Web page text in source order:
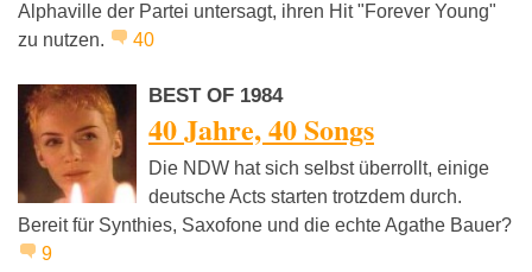
Alphaville der Partei untersagt, ihren Hit "Forever Young"
zu nutzen.
40
BEST OF 1984
40 Jahre, 40 Songs
Die NDW hat sich selbst überrollt, einige
deutsche Acts starten trotzdem durch.
Bereit für Synthies, Saxofone und die echte Agathe Bauer?
9